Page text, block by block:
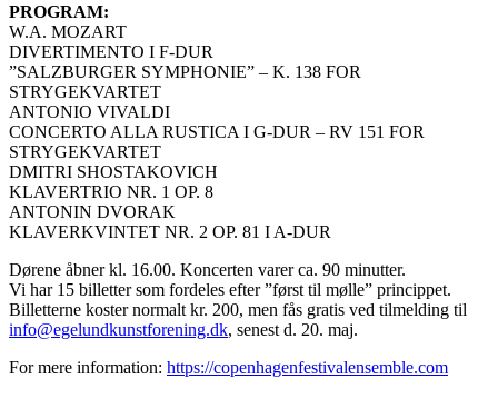
PROGRAM:
W.A. MOZART
DIVERTIMENTO I F-DUR
”SALZBURGER SYMPHONIE” – K. 138 FOR
STRYGEKVARTET
ANTONIO VIVALDI
CONCERTO ALLA RUSTICA I G-DUR – RV 151 FOR
STRYGEKVARTET
DMITRI SHOSTAKOVICH
KLAVERTRIO NR. 1 OP. 8
ANTONIN DVORAK
KLAVERKVINTET NR. 2 OP. 81 I A-DUR
Dørene åbner kl. 16.00. Koncerten varer ca. 90 minutter.
Vi har 15 billetter som fordeles efter ”først til mølle” princippet.
Billetterne koster normalt kr. 200, men fås gratis ved tilmelding til
info@egelundkunstforening.dk, senest d. 20. maj.
For mere information: https://copenhagenfestivalensemble.com